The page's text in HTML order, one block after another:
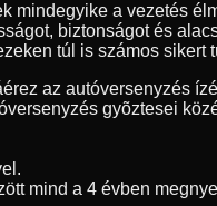
mindegyike a vezetés
biztonságot és
túl is számos sikert
az autóversenyzés
gyõztesei
mind a 4 évben